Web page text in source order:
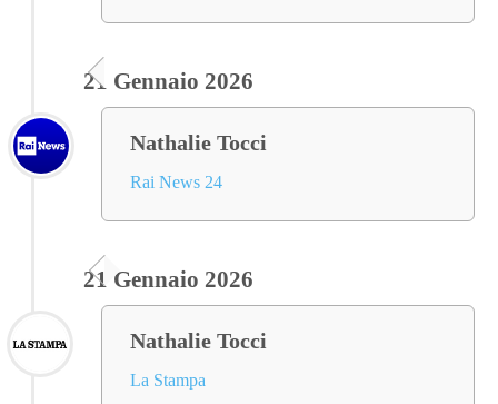
21 Gennaio 2026
Nathalie Tocci
Rai News 24
21 Gennaio 2026
Nathalie Tocci
La Stampa